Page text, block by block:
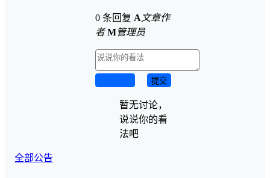
0 条回复 A 文章作
者 M管理员
提交
暂无讨论，
说说你的看
法吧
全部公告